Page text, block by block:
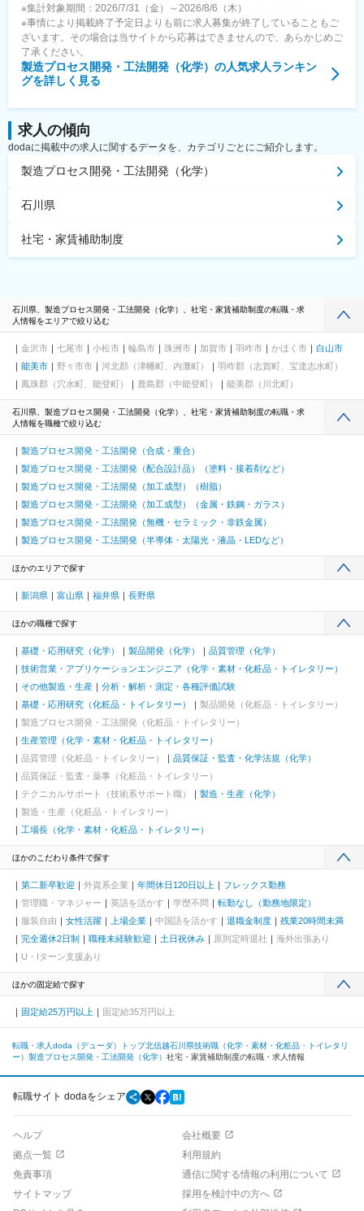
※集計対象期間：2026/7/31（金）～2026/8/6（木）
※事情により掲載終了予定日よりも前に求人募集が終了していることもご
ざいます。その場合は当サイトから応募はできませんので、あらかじめご
了承ください。
製造プロセス開発・工法開発（化学） の人気求人ランキン
グを詳しく見る
求人の傾向
dodaに掲載中の求人に関するデータを、カテゴリごとにご紹介します。
製造プロセス開発・工法開発（化学）
石川県
社宅・家賃補助制度
石川県、製造プロセス開発・工法開発（化学）、社宅・家賃補助制度の転職・求
人情報をエリアで絞り込む
金沢市 七尾市 小松市 輪島市 珠洲市 加賀市 羽咋市 かほく市
白山市
能美市
野々市市 河北郡（津幡町、内灘町）
羽咋郡（志賀町、宝達志水町）
鳳珠郡（穴水町、能登町）
鹿島郡（中能登町） 能美郡（川北町）
石川県、製造プロセス開発・工法開発（化学）、社宅・家賃補助制度の転職・求
人情報を職種で絞り込む
製造プロセス開発・工法開発（合成・重合）
製造プロセス開発・工法開発（配合設計品）（塗料・接着剤など）
製造プロセス開発・工法開発（加工成型）（樹脂）
製造プロセス開発・工法開発（加工成型）（金属・鉄鋼・ガラス）
製造プロセス開発・工法開発（無機・セラミック・非鉄金属）
製造プロセス開発・工法開発（半導体・太陽光・液晶・LEDなど）
ほかのエリアで探す
新潟県 富山県 福井県 長野県
ほかの職種で探す
基礎・応用研究（化学） 製品開発（化学）
品質管理（化学）
技術営業・アプリケーションエンジニア（化学・素材・化粧品・トイレタリー）
その他製造・生産
分析・解析・測定・各種評価試験
基礎・応用研究（化粧品・トイレタリー）
製品開発（化粧品・トイレタリー）
製造プロセス開発・工法開発（化粧品・トイレタリー）
生産管理（化学・素材・化粧品・トイレタリー）
品質管理（化粧品・トイレタリー）
品質保証・監査・化学法規（化学）
品質保証・監査・薬事（化粧品・トイレタリー）
テクニカルサポート（技術系サポート職）
製造・生産（化学）
製造・生産（化粧品・トイレタリー）
工場長（化学・素材・化粧品・トイレタリー）
ほかのこだわり条件で探す
第二新卒歓迎 外資系企業 年間休日120日以上
フレックス勤務
管理職・マネジャー
英語を活かす 学歴不問
転勤なし（勤務地限定）
服装自由
女性活躍 上場企業 中国語を活かす 退職金制度
残業20時間未満
完全週休2日制
職種未経験歓迎 土日祝休み 原則定時退社
海外出張あり
U・Iターン支援あり
ほかの固定給で探す
固定給25万円以上 固定給35万円以上
転職・求人doda（デューダ）トップ北信越石川県技術職（化学・素材・化粧品・トイレタリ
ー） 製造プロセス開発・工法開発（化学） 社宅・家賃補助制度の転職・求人情報
転職サイト dodaをシェア
ヘルプ
会社概要
拠点一覧
利用規約
免責事項
通信に関する情報の利用について
サイトマップ
採用を検討中の方へ